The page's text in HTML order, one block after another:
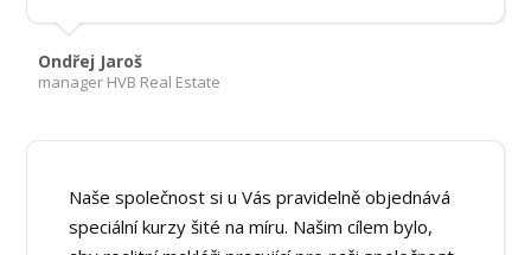
Ondřej Jaroš
manager HVB Real Estate
Naše společnost si u Vás pravidelně objednává
speciální kurzy šité na míru. Našim cílem bylo,